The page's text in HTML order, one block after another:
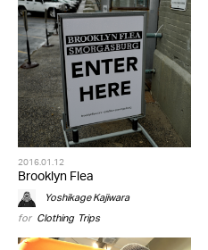
2016.01.12
Brooklyn Flea
Yoshikage Kajiwara
for Clothing, Trips